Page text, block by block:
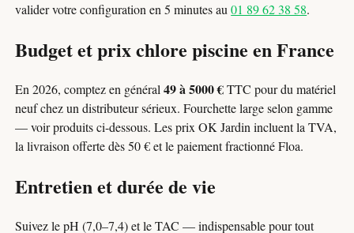
valider votre configuration en 5 minutes au01 89 62 38 58.
Budget et prix chlore piscine en France
En 2026, comptez en général49 à 5000 €TTC pour du matériel
neuf chez un distributeur sérieux. Fourchette large selon gamme
— voir produits ci-dessous. Les prix OK Jardin incluent la TVA,
la livraison offerte dès 50 € et le paiement fractionné Floa.
Entretien et durée de vie
Suivez le pH (7,0–7,4) et le TAC — indispensable pour tout